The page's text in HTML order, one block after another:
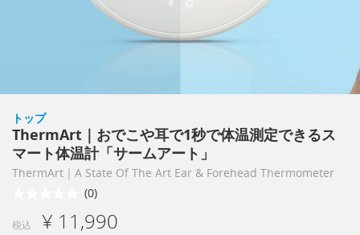
トップ
ThermArt｜おでこや耳で1秒で体温測定できるス
マート体温計「サームアート」
ThermArt｜A State Of The Art Ear & Forehead Thermometer
(0)
税込 ¥ 11,990